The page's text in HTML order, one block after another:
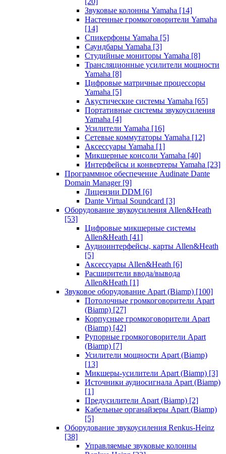
Звуковые колонны Yamaha [14]
Настенные громкоговорители Yamaha
[14]
Спикерфоны Yamaha [5]
Саундбары Yamaha [3]
Студийные мониторы Yamaha [8]
Трансляционные усилители мощности
Yamaha [8]
Цифровые матричные процессоры
Yamaha [5]
Акустические системы Yamaha [65]
Портативные системы звукоусиления
Yamaha [4]
Усилители Yamaha [16]
Сетевые коммутаторы Yamaha [12]
Аксессуары Yamaha [1]
Микшерные консоли Yamaha [40]
Интерфейсы и конвертеры Yamaha [23]
Программное обеспечение Audinate Dante
Domain Manager [9]
Лицензии DDM [6]
Dante Virtual Soundcard [3]
Оборудование звукоусиления Allen&Heath
[53]
Цифровые микшерные системы
Allen&Heath [41]
Аудиоинтерфейсы, карты Allen&Heath
[5]
Аксессуары Allen&Heath [6]
Расширители ввода/вывода
Allen&Heath [1]
Звуковое оборудование Apart (Biamp) [100]
Потолочные громкоговорители Apart
(Biamp) [27]
Корпусные громкоговорители Apart
(Biamp) [42]
Рупорные громкоговорители Apart
(Biamp) [7]
Усилители мощности Apart (Biamp)
[13]
Микшеры-усилители Apart (Biamp) [3]
Источники аудиосигнала Apart (Biamp)
[1]
Предусилители Apart (Biamp) [2]
Кабельные органайзеры Apart (Biamp)
[5]
Оборудование звукоусиления Renkus-Heinz
[38]
Управляемые звуковые колонны